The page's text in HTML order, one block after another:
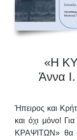
«Η
Άννα
Ήπειρος και
και όχι μόνο!
ΚΡΑΨΙΤΩΝ» θα